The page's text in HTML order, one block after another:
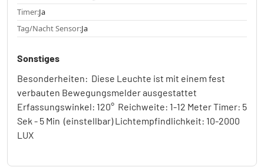
Timer:Ja
Tag/Nacht Sensor:Ja
Sonstiges
Besonderheiten: Diese Leuchte ist mit einem fest
verbauten Bewegungsmelder ausgestattet
Erfassungswinkel: 120° Reichweite: 1-12 Meter Timer: 5
Sek - 5 Min (einstellbar) Lichtempfindlichkeit: 10-2000
LUX